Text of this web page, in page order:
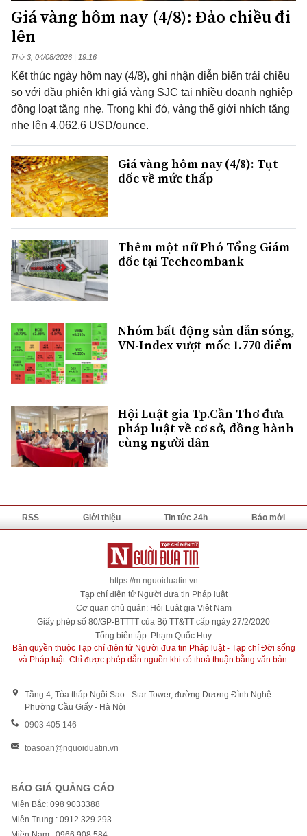
Giá vàng hôm nay (4/8): Đảo chiều đi
lên
Thứ 3, 04/08/2026 | 19:16
Kết thúc ngày hôm nay (4/8), ghi nhận diễn biến trái chiều
so với đầu phiên khi giá vàng SJC tại nhiều doanh nghiệp
đồng loạt tăng nhẹ. Trong khi đó, vàng thế giới nhích tăng
nhẹ lên 4.062,6 USD/ounce.
Giá vàng hôm nay (4/8): Tụt
dốc về mức thấp
Thêm một nữ Phó Tổng Giám
đốc tại Techcombank
Nhóm bất động sản dẫn sóng,
VN-Index vượt mốc 1.770 điểm
Hội Luật gia Tp.Cần Thơ đưa
pháp luật về cơ sở, đồng hành
cùng người dân
RSS Giới thiệu Tin tức 24h Báo mới
https://m.nguoiduatin.vn
Tạp chí điện tử Người đưa tin Pháp luật
Cơ quan chủ quản: Hội Luật gia Việt Nam
Giấy phép số 80/GP-BTTTT của Bộ TT&TT cấp ngày 27/2/2020
Tổng biên tập: Phạm Quốc Huy
Bản quyền thuộc Tạp chí điện tử Người đưa tin Pháp luật - Tạp chí Đời sống
và Pháp luật. Chỉ được phép dẫn nguồn khi có thoả thuận bằng văn bản.
Tầng 4, Tòa tháp Ngôi Sao - Star Tower, đường Dương Đình Nghệ -
Phường Cầu Giấy - Hà Nội
0903 405 146
toasoan@nguoiduatin.vn
BÁO GIÁ QUẢNG CÁO
Miền Bắc: 098 9033388
Miền Trung : 0912 329 293